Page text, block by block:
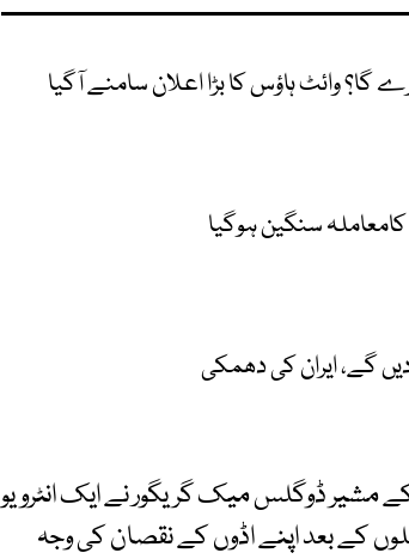
گا؟ وائٹ ہاؤس کا بڑا اعلان سامنے آگیا
سنگین ہوگیا
گے، ایران کی دھمکی
کے مشیر ڈوگلس میک گریگور نے ایک انٹرویو
کے بعد اپنے اڈوں کے نقصان کی وجہ